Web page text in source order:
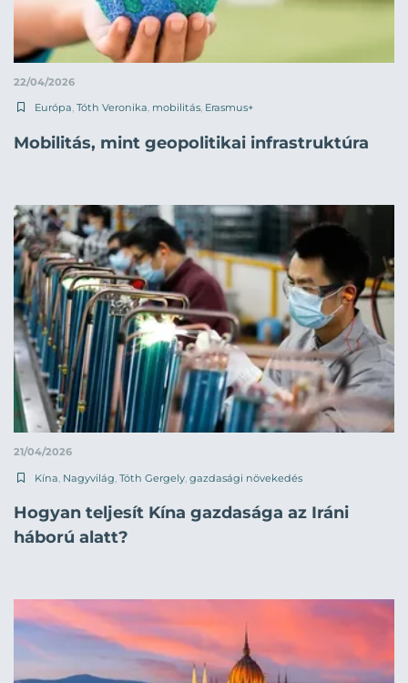
22/04/2026
Európa, Tóth Veronika, mobilitás, Erasmus+
Mobilitás, mint geopolitikai infrastruktúra
21/04/2026
Kína Nagyvilág Tóth Gergely gazdasági növekedés
Hogyan teljesít Kína gazdasága az Iráni
háború alatt?